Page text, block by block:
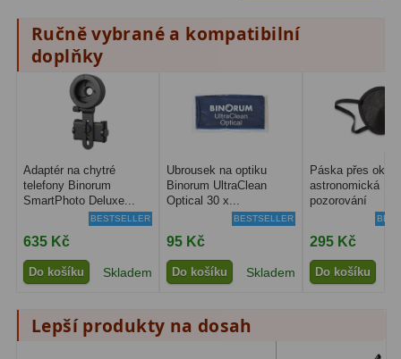
Mikroskopy92
Pro děti 5
Školní a laboratorní
Biologické33
Digitální10
10
Příslušenství
Domácí 21
Ručně vybrané a kompatibilní
doplňky
Adaptér na chytré
telefony Binorum
SmartPhoto Deluxe...
BESTSELLER
635 Kč
Do košíku Skladem
Ubrousek na optiku
Binorum UltraClean
Optical 30 x...
BESTSELLER
95 Kč
Do košíku Skladem
Páska přes oko
astronomická
pozorování
295 Kč
Do košíku
Lepší produkty na dosah